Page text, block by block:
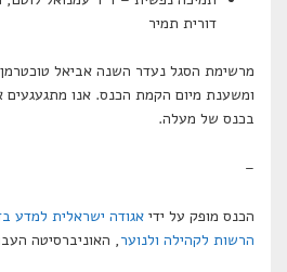
דורית תמיר
מרשימת הסגל נעדר השנה אביאל
ומשענת מיום הקמת הכנס. אנו מתגעגעים
בכנס של מעלה.
–
הכנס מופק על ידי אגודה ישראלית למדע
הרשות לקהילה ולנוער, האוניברסיטה